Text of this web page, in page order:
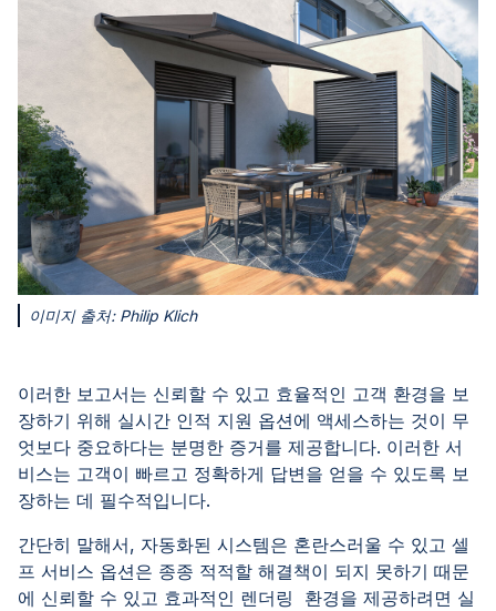
이미지 출처: Philip Klich
이러한 보고서는 신뢰할 수 있고 효율적인 고객 환경을 보
장하기 위해 실시간 인적 지원 옵션에 액세스하는 것이 무
엇보다 중요하다는 분명한 증거를 제공합니다. 이러한 서
비스는 고객이 빠르고 정확하게 답변을 얻을 수 있도록 보
장하는 데 필수적입니다.
간단히 말해서, 자동화된 시스템은 혼란스러울 수 있고 셀
프 서비스 옵션은 종종 적적할 해결책이 되지 못하기 때문
에 신뢰할 수 있고 효과적인 렌더링 환경을 제공하려면 실